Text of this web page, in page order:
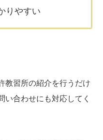
りやすい
教習所の紹介を行うだけ
い合わせにも対応してく